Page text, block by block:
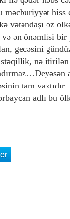
vətəndaşı öz
ən önəmlisi
gecəsini
nə
tam
adlı bu